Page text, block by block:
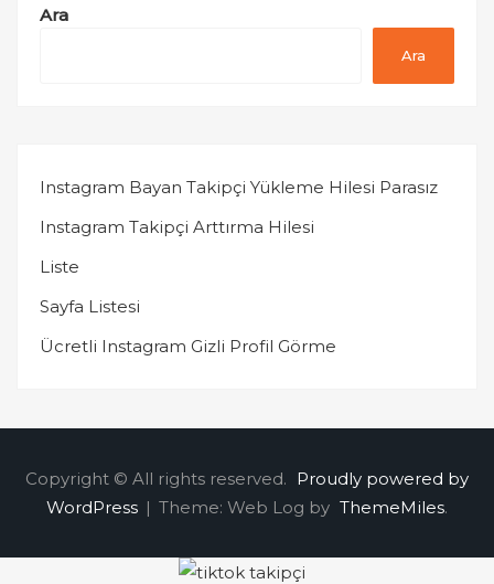
Ara
Ara
Instagram Bayan Takipçi Yükleme Hilesi Parasız
Instagram Takipçi Arttırma Hilesi
Liste
Sayfa Listesi
Ücretli Instagram Gizli Profil Görme
Copyright © All rights reserved. Proudly powered by
WordPress | Theme: Web Log by ThemeMiles.